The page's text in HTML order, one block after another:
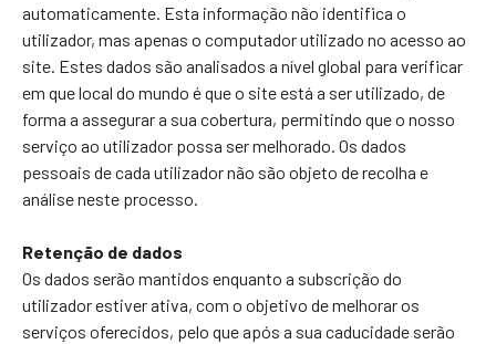
automaticamente. Esta informação não identifica o
utilizador, mas apenas o computador utilizado no acesso ao
site. Estes dados são analisados a nível global para verificar
em que local do mundo é que o site está a ser utilizado, de
forma a assegurar a sua cobertura, permitindo que o nosso
serviço ao utilizador possa ser melhorado. Os dados
pessoais de cada utilizador não são objeto de recolha e
análise neste processo.
Retenção de dados
Os dados serão mantidos enquanto a subscrição do
utilizador estiver ativa, com o objetivo de melhorar os
serviços oferecidos, pelo que após a sua caducidade serão